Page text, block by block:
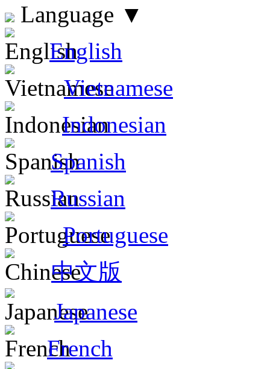
Language ▼
English
Vietnamese
Indonesian
Spanish
Russian
Portuguese
中文版
Japanese
French